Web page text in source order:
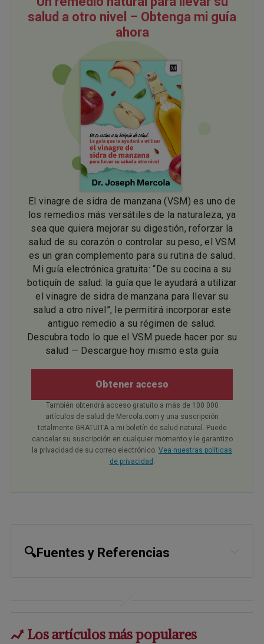
salud a otro nivel – Obtenga mi guía
ahora
El vinagre de sidra de manzana (VSM) es uno de
los remedios más versátiles de la naturaleza, ya
sea que quiera mejorar su digestión, reforzar la
salud de su corazón o controlar su peso, el VSM
es un gran complemento para su rutina de salud.
Mi guía electrónica gratuita: “De su cocina a su
botiquín de salud: la guía que le ayudará a utilizar
el vinagre de sidra de manzana para llevar su
salud a otro nivel”, le permitirá incorporar este
antiguo remedio a su régimen de salud.
Descubra todo lo que el VSM puede hacer por su
salud — Descargue hoy mismo esta guía
Obtener acceso
También obtendrá acceso gratuito a más de 100 000
artículos de salud de Mercola.com y una suscripción
totalmente GRATUITA a mi boletín de salud natural. Puede
cancelar su suscripción en cualquier momento y le garantizo
la privacidad de su correo electrónico. Vea nuestras políticas
de privacidad
🔍Fuentes y Referencias
Los artículos más populares